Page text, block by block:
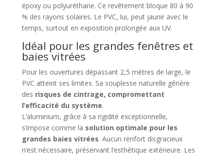
époxy ou polyuréthane. Ce revêtement bloque 80 à 90
% des rayons solaires. Le PVC, lui, peut jaunir avec le
temps, surtout en exposition prolongée aux UV.
Idéal pour les grandes fenêtres et
baies vitrées
Pour les ouvertures dépassant 2,5 mètres de large, le
PVC atteint ses limites. Sa souplesse naturelle génère
des risques de cintrage, compromettant
l’efficacité du système.
L’aluminium, grâce à sa rigidité exceptionnelle,
s’impose comme la solution optimale pour les
grandes baies vitrées. Aucun renfort disgracieux
n’est nécessaire, préservant l’esthétique extérieure. Les